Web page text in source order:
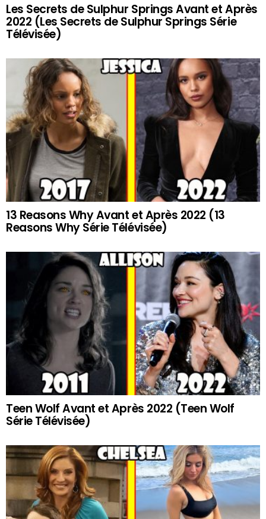
Les Secrets de Sulphur Springs Avant et Après
2022 (Les Secrets de Sulphur Springs Série
Télévisée)
13 Reasons Why Avant et Après 2022 (13
Reasons Why Série Télévisée)
Teen Wolf Avant et Après 2022 (Teen Wolf
Série Télévisée)